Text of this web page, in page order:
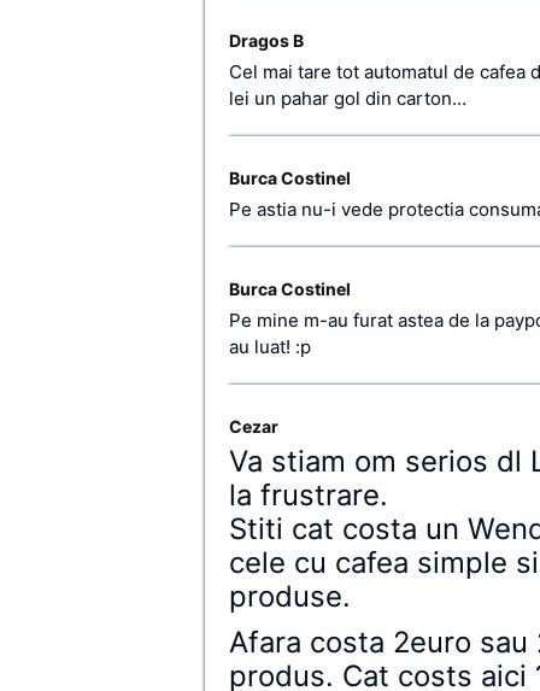
Dragos B
Cel mai tare tot automatul de
lei un pahar gol din carton…
Burca Costinel
Pe astia nu-i vede protectia
Burca Costinel
Pe mine m-au furat astea de la
au luat! :p
Cezar
Va stiam om serios dl
la frustrare.
Stiti cat costa un
cele cu cafea simple
produse.
Afara costa 2euro
produs. Cat costs aici